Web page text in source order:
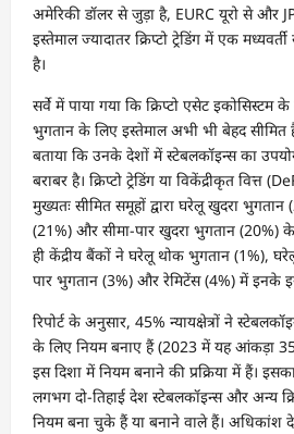
अमेरिकी डॉलर से जुड़ा है, EURC यूरो से और
इस्तेमाल ज्यादातर क्रिप्टो ट्रेडिंग में एक
है।
सर्वे में पाया गया कि क्रिप्टो एसेट इकोसिस्टम
भुगतान के लिए इस्तेमाल अभी भी बेहद सीमित
बताया कि उनके देशों में स्टेबलकॉइन्स का
बराबर है। क्रिप्टो ट्रेडिंग या विकेंद्रीकृत वित्त
मुख्यतः सीमित समूहों द्वारा घरेलू खुदरा भुगतान
(21%) और सीमा-पार खुदरा भुगतान (20%)
ही केंद्रीय बैंकों ने घरेलू थोक भुगतान (1%),
पार भुगतान (3%) और रेमिटेंस (4%) में इनके
रिपोर्ट के अनुसार, 45% न्यायक्षेत्रों ने
के लिए नियम बनाए हैं (2023 में यह आंकड़ा
इस दिशा में नियम बनाने की प्रक्रिया में हैं।
लगभग दो-तिहाई देश स्टेबलकॉइन्स और अन्य
नियम बना चुके हैं या बनाने वाले हैं। अधिकांश